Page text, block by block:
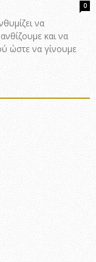
0
να
και να
ώστε να γίνουμε